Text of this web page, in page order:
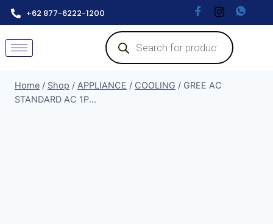
+62 877-6222-1200
Home / Shop / APPLIANCE / COOLING / GREE AC
STANDARD AC 1P...